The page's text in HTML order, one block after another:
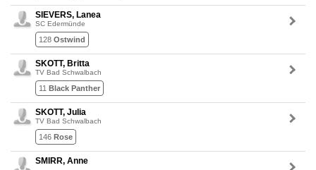
SIEVERS, Lanea
SC Edermünde
128 Ostwind
SKOTT, Britta
TV Bad Schwalbach
11 Black Panther
SKOTT, Julia
TV Bad Schwalbach
146 Rose
SMIRR, Anne